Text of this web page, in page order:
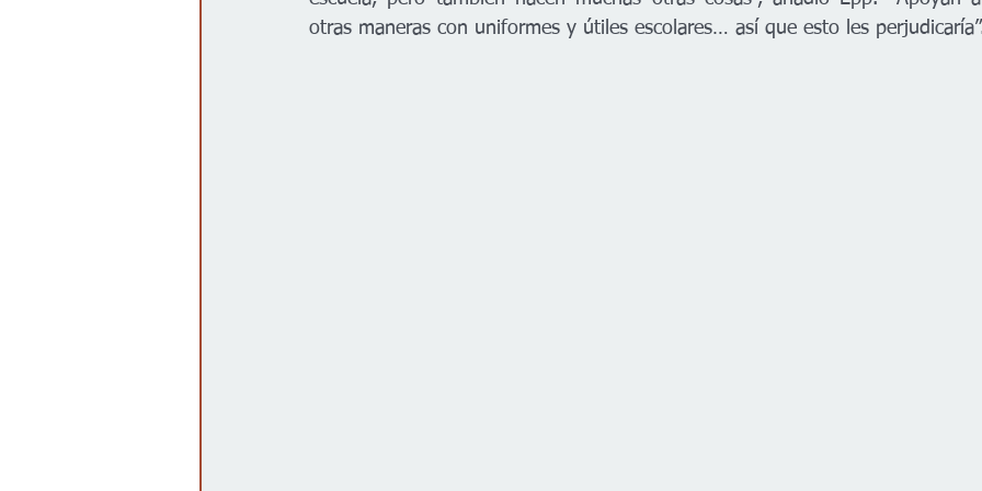
otras maneras con uniformes y útiles escolares… así que esto les